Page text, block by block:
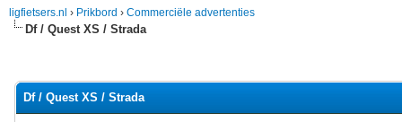
ligfietsers.nl › Prikbord › Commerciële advertenties
Df / Quest XS / Strada
Df / Quest XS / Strada